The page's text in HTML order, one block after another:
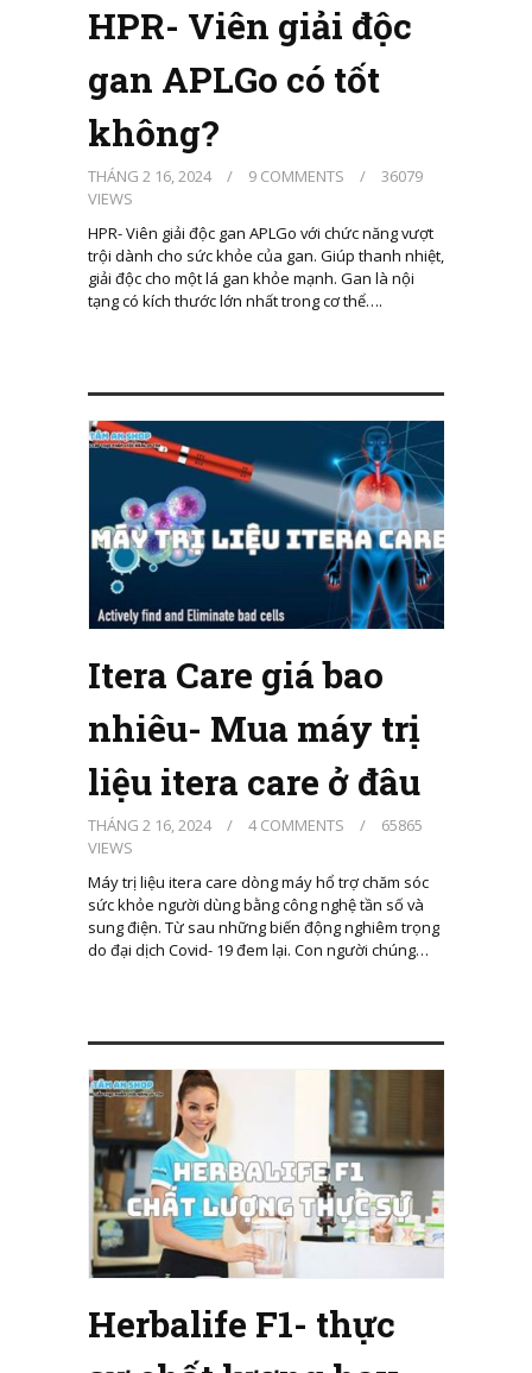
HPR- Viên giải độc
gan APLGo có tốt
không?
THÁNG 2 16, 2024 / 9 COMMENTS /
36079
VIEWS
HPR- Viên giải độc gan APLGo với chức năng vượt
trội dành cho sức khỏe của gan. Giúp thanh nhiệt,
giải độc cho một lá gan khỏe mạnh. Gan là nội
tạng có kích thước lớn nhất trong cơ thể….
Itera Care giá bao
nhiêu- Mua máy trị
liệu itera care ở đâu
THÁNG 2 16, 2024 / 4 COMMENTS /
65865
VIEWS
Máy trị liệu itera care dòng máy hổ trợ chăm sóc
sức khỏe người dùng bằng công nghệ tần số và
sung điện. Từ sau những biến động nghiêm trọng
do đại dịch Covid- 19 đem lại. Con người chúng…
Herbalife F1- thực